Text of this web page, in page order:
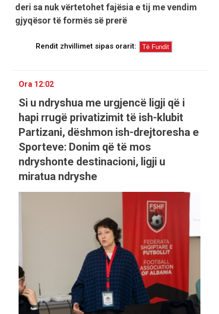
deri sa nuk vërtetohet fajësia e tij me vendim
gjyqësor të formës së prerë
Rendit zhvillimet sipas orarit:
Ora 12:02
Si u ndryshua me urgjencë ligji që i
hapi rrugë privatizimit të ish-klubit
Partizani, dëshmon ish-drejtoresha e
Sporteve: Donim që të mos
ndryshonte destinacioni, ligji u
miratua ndryshe